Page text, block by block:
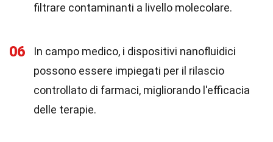
filtrare contaminanti a livello molecolare.
06
In campo medico, i dispositivi nanofluidici
possono essere impiegati per il rilascio
controllato di farmaci, migliorando l'efficacia
delle terapie.